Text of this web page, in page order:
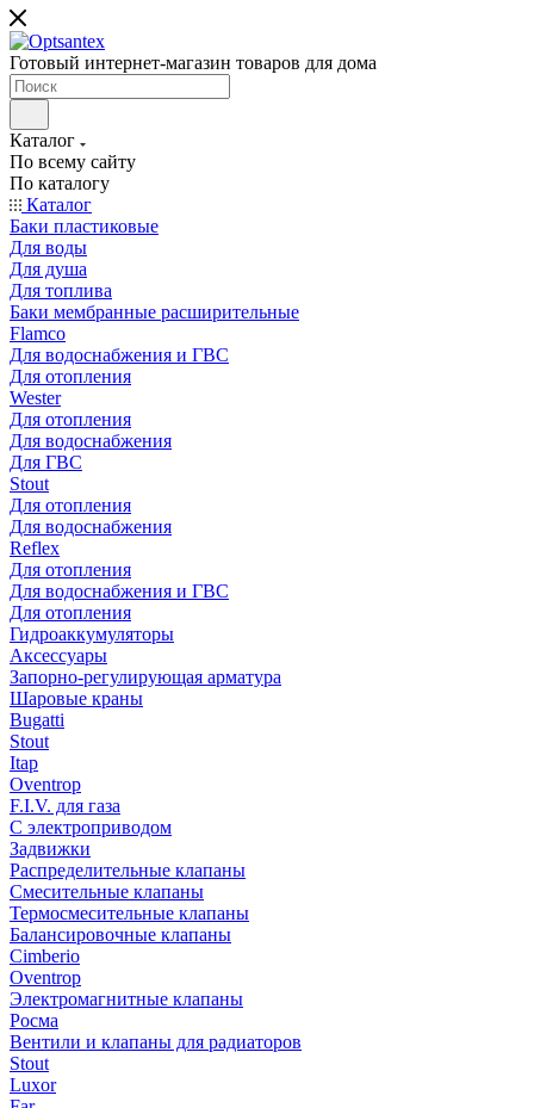
Готовый интернет-магазин товаров для дома
Каталог
По всему сайту
По каталогу
Каталог
Баки пластиковые
Для воды
Для душа
Для топлива
Баки мембранные расширительные
Flamco
Для водоснабжения и ГВС
Для отопления
Wester
Для отопления
Для водоснабжения
Для ГВС
Stout
Для отопления
Для водоснабжения
Reflex
Для отопления
Для водоснабжения и ГВС
Для отопления
Гидроаккумуляторы
Аксессуары
Запорно-регулирующая арматура
Шаровые краны
Bugatti
Stout
Itap
Oventrop
F.I.V. для газа
С электроприводом
Задвижки
Распределительные клапаны
Cмесительные клапаны
Термосмесительные клапаны
Балансировочные клапаны
Cimberio
Oventrop
Электромагнитные клапаны
Росма
Вентили и клапаны для радиаторов
Stout
Luxor